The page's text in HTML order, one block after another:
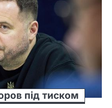
під тиском